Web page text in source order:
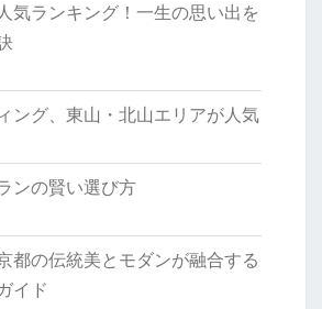
気ランキング！一生の思い出を
ング、東山・北山エリアが人気
ンの賢い選び方
都の伝統美とモダンが融合する
イド